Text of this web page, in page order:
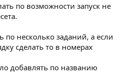
по возможности запуск не
несколько заданий, а если
сделать то в номерах
добавлять по названию